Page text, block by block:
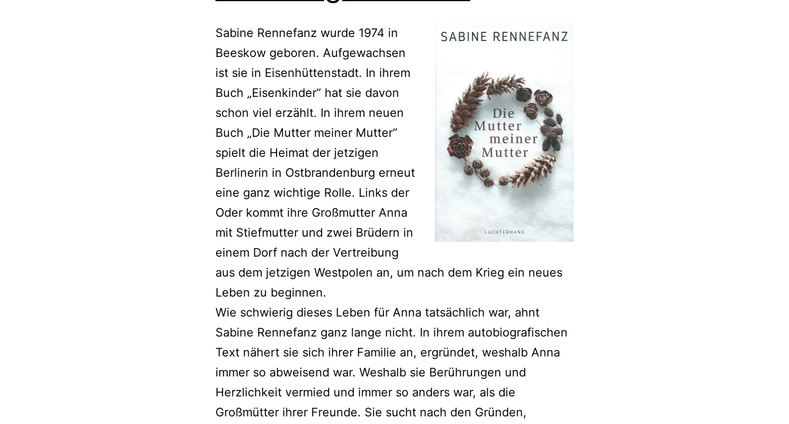
Sabine Rennefanz wurde 1974 in
Beeskow geboren. Aufgewachsen
ist sie in Eisenhüttenstadt. In ihrem
Buch „Eisenkinder“ hat sie davon
schon viel erzählt. In ihrem neuen
Buch „Die Mutter meiner Mutter“
spielt die Heimat der jetzigen
Berlinerin in Ostbrandenburg erneut
eine ganz wichtige Rolle. Links der
Oder kommt ihre Großmutter Anna
mit Stiefmutter und zwei Brüdern in
einem Dorf nach der Vertreibung
aus dem jetzigen Westpolen an, um nach dem Krieg ein neues
Leben zu beginnen.
Wie schwierig dieses Leben für Anna tatsächlich war, ahnt
Sabine Rennefanz ganz lange nicht. In ihrem autobiografischen
Text nähert sie sich ihrer Familie an, ergründet, weshalb Anna
immer so abweisend war. Weshalb sie Berührungen und
Herzlichkeit vermied und immer so anders war, als die
Großmütter ihrer Freunde. Sie sucht nach den Gründen,